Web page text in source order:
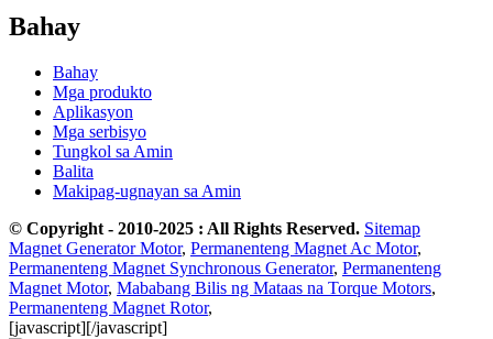
Bahay
Bahay
Mga produkto
Aplikasyon
Mga serbisyo
Tungkol sa Amin
Balita
Makipag-ugnayan sa Amin
© Copyright - 2010-2025 : All Rights Reserved. Sitemap
Magnet Generator Motor, Permanenteng Magnet Ac Motor,
Permanenteng Magnet Synchronous Generator, Permanenteng
Magnet Motor, Mababang Bilis ng Mataas na Torque Motors,
Permanenteng Magnet Rotor,
[javascript][/javascript]